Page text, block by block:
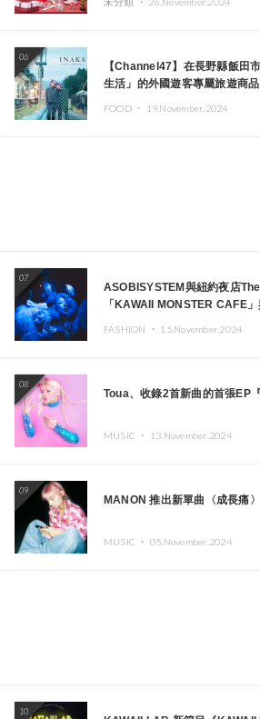
未分類 ・ 26.November.2024
06
【Channel47】在長野縣飯田
生活」的外國遊客專屬旅遊商品
FOOD ・ 19.November.2024
07
ASOBISYSTEM與紐約夜店
「KAWAII MONSTER CAFE
FASHION ・ 15.November.2024
08
Toua、收錄2首新曲的首張EP
MUSIC ・ 13.November.2024
09
MANON 推出新單曲〈成長痛〉
MUSIC ・ 05.November.2024
10